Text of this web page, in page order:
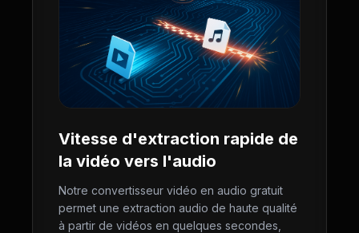
Vitesse d'extraction rapide de
la vidéo vers l'audio
Notre convertisseur vidéo en audio gratuit
permet une extraction audio de haute qualité
à partir de vidéos en quelques secondes,